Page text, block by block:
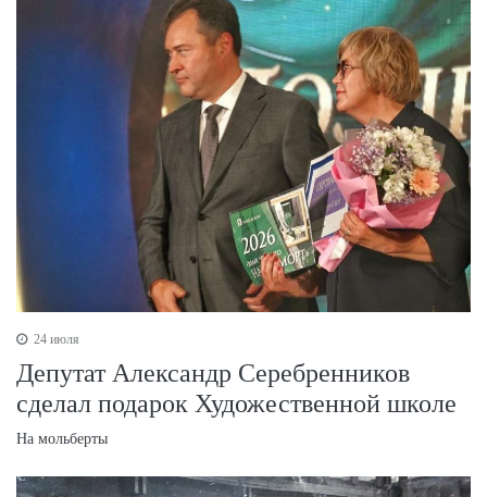
24 июля
Депутат Александр Серебренников
сделал подарок Художественной школе
На мольберты